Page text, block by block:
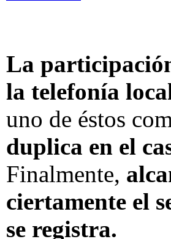
La
la telefonía
uno de éstos
duplica en el
Finalmente,
ciertamente el
se registra.